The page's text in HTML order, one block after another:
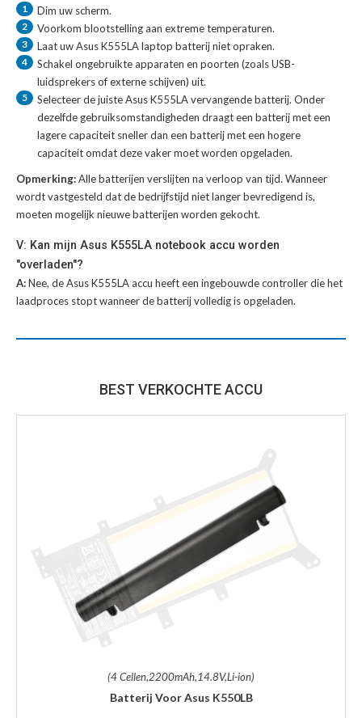
1 Dim uw scherm.
2 Voorkom blootstelling aan extreme temperaturen.
3 Laat uwAsus K555LA laptop batterijniet opraken.
4
Schakel ongebruikte apparaten en poorten (zoals USB-
luidsprekers of externe schijven) uit.
5 Selecteer de juisteAsus K555LA vervangende batterij. Onder
dezelfde gebruiksomstandigheden draagt een batterij met een
lagere capaciteit sneller dan een batterij met een hogere
capaciteit omdat deze vaker moet worden opgeladen.
Opmerking:Alle batterijen verslijten na verloop van tijd. Wanneer
wordt vastgesteld dat de bedrijfstijd niet langer bevredigend is,
moeten mogelijk nieuwe batterijen worden gekocht.
V: Kan mijn Asus K555LA notebook accu worden
"overladen"?
A:Nee, de Asus K555LA accu heeft een ingebouwde controller die het
laadproces stopt wanneer de batterij volledig is opgeladen.
BEST VERKOCHTE ACCU
(4 Cellen,2200mAh,14.8V,Li-ion)
Batterij Voor Asus K550LB